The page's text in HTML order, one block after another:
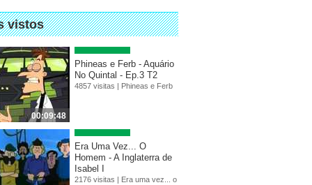
vistos
00:09:48
Phineas e Ferb - Aquário
No Quintal - Ep.3 T2
4857 visitas | Phineas e Ferb
Era Uma Vez... O
Homem - A Inglaterra de
Isabel I
2176 visitas | Era uma vez... o